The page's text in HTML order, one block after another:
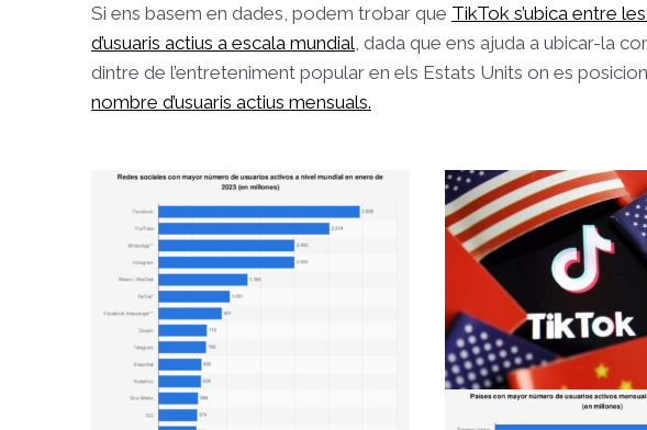
Si ens basem en dades, podem trobar que TikTok s’ubica entre
d’usuaris actius a escala mundial , dada que ens ajuda a ubicar-la
dintre de l’entreteniment popular en els Estats Units on es
nombre d’usuaris actius mensuals.